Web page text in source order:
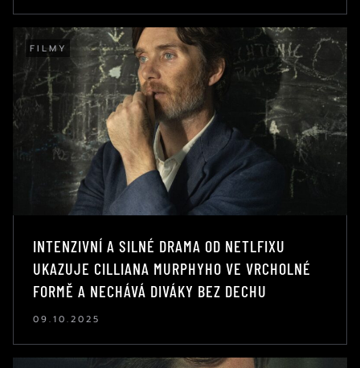
FILMY
INTENZIVNÍ A SILNÉ DRAMA OD NETLFIXU
UKAZUJE CILLIANA MURPHYHO VE VRCHOLNÉ
FORMĚ A NECHÁVÁ DIVÁKY BEZ DECHU
09.10.2025